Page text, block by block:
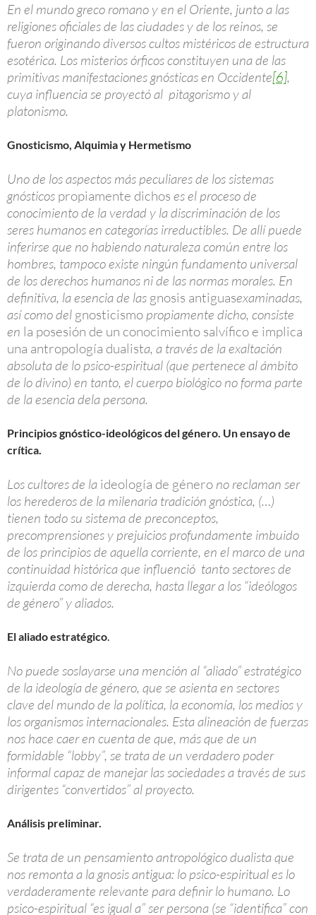
En el mundo greco romano y en el Oriente, junto a las
religiones oficiales de las ciudades y de los reinos, se
fueron originando diversos cultos mistéricos de estructura
esotérica. Los misterios órficos constituyen una de las
primitivas manifestaciones gnósticas en Occidente[6],
cuya influencia se proyectó al pitagorismo y al
platonismo.
Gnosticismo, Alquimia y Hermetismo
Uno de los aspectos más peculiares de los sistemas
gnósticos propiamente dichos es el proceso de
conocimiento de la verdad y la discriminación de los
seres humanos en categorías irreductibles. De allí puede
inferirse que no habiendo naturaleza común entre los
hombres, tampoco existe ningún fundamento universal
de los derechos humanos ni de las normas morales. En
definitiva, la esencia de las gnosis antiguasexaminadas,
así como del gnosticismo propiamente dicho, consiste
en la posesión de un conocimiento salvífico e implica
una antropología dualista, a través de la exaltación
absoluta de lo psico-espiritual (que pertenece al ámbito
de lo divino) en tanto, el cuerpo biológico no forma parte
de la esencia dela persona.
Principios gnóstico-ideológicos del género. Un ensayo de
crítica.
Los cultores de la ideología de género no reclaman ser
los herederos de la milenaria tradición gnóstica, (…)
tienen todo su sistema de preconceptos,
precomprensiones y prejuicios profundamente imbuido
de los principios de aquella corriente, en el marco de una
continuidad histórica que influenció tanto sectores de
izquierda como de derecha, hasta llegar a los “ideólogos
de género” y aliados.
El aliado estratégico.
No puede soslayarse una mención al “aliado” estratégico
de la ideología de género, que se asienta en sectores
clave del mundo de la política, la economía, los medios y
los organismos internacionales. Esta alineación de fuerzas
nos hace caer en cuenta de que, más que de un
formidable “lobby”, se trata de un verdadero poder
informal capaz de manejar las sociedades a través de sus
dirigentes “convertidos” al proyecto.
Análisis preliminar.
Se trata de un pensamiento antropológico dualista que
nos remonta a la gnosis antigua: lo psico-espiritual es lo
verdaderamente relevante para definir lo humano. Lo
psico-espiritual “es igual a” ser persona (se “identifica” con